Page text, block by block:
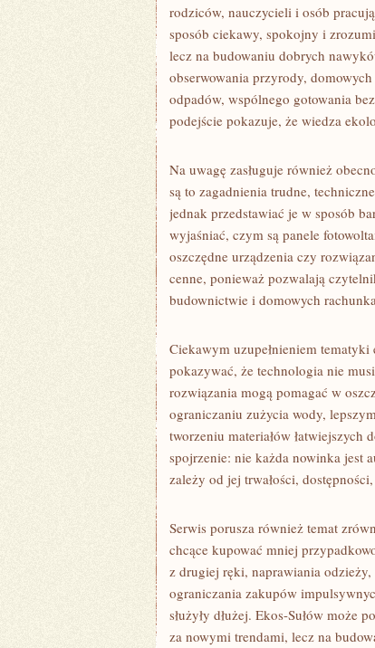
rodziców, nauczycieli i osób
sposób ciekawy, spokojny i
lecz na budowaniu dobrych
obserwowania przyrody,
odpadów, wspólnego gotowania
podejście pokazuje, że wiedza
Na uwagę zasługuje również
są to zagadnienia trudne,
jednak przedstawiać je w sposób
wyjaśniać, czym są panele
oszczędne urządzenia czy
cenne, ponieważ pozwalają
budownictwie i domowych
Ciekawym uzupełnieniem
pokazywać, że technologia nie
rozwiązania mogą pomagać w
ograniczaniu zużycia wody,
tworzeniu materiałów łatwiejszych
spojrzenie: nie każda nowinka jest
zależy od jej trwałości,
Serwis porusza również temat
chcące kupować mniej
z drugiej ręki, naprawiania
ograniczania zakupów
służyły dłużej. Ekos-Sułów może
za nowymi trendami, lecz na